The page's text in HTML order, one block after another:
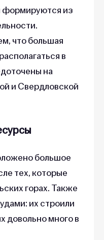
что большая
в
на
и Свердловской
тех, которые
горах. Также
их строили
довольно много в